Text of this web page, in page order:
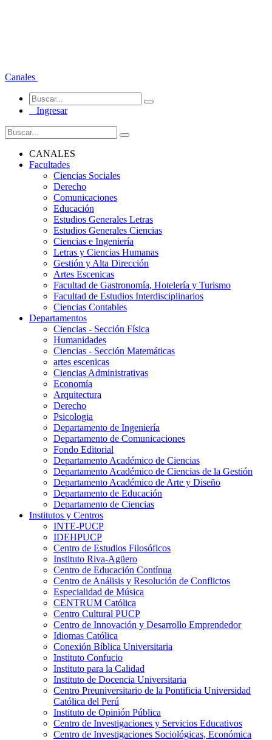
Canales
Ingresar
CANALES
Facultades
Ciencias Sociales
Derecho
Comunicaciones
Educación
Estudios Generales Letras
Estudios Generales Ciencias
Ciencias e Ingeniería
Letras y Ciencias Humanas
Gestión y Alta Dirección
Artes Escenicas
Facultad de Gastronomía, Hotelería y Turismo
Facultad de Estudios Interdisciplinarios
Ciencias Contables
Departamentos
Ciencias - Sección Física
Humanidades
Ciencias - Sección Matemáticas
artes escenicas
Ciencias Administrativas
Economía
Arquitectura
Derecho
Psicologia
Departamento de Ingeniería
Departamento de Comunicaciones
Fondo Editorial
Departamento Académico de Ciencias
Departamento Académico de Ciencias de la Gestión
Departamento Académico de Arte y Diseño
Departamento de Educación
Departamento de Ciencias
Institutos y Centros
INTE-PUCP
IDEHPUCP
Centro de Estudios Filosóficos
Instituto Riva-Agüero
Centro de Educación Contínua
Centro de Análisis y Resolución de Conflictos
Especialidad de Música
CENTRUM Católica
Centro Cultural PUCP
Centro de Innovación y Desarrollo Emprendedor
Idiomas Católica
Conexión Bíblica Universitaria
Instituto Confucio
Instituto para la Calidad
Instituto de Docencia Universitaria
Centro Preuniversitario de la Pontificia Universidad
Católica del Perú
Instituto de Opinión Pública
Centro de Investigaciones y Servicios Educativos
Centro de Investigaciones Sociológicas, Económica